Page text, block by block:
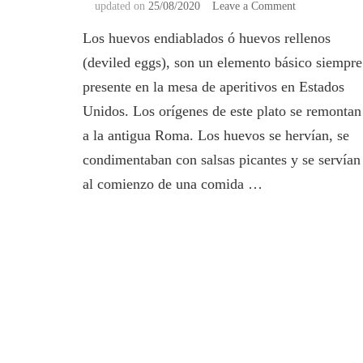
updated on 25/08/2020 Leave a Commenton
Endiablados
ó
Rellenos
Los huevos endiablados ó huevos rellenos
(deviled eggs), son un elemento básico siempre
presente en la mesa de aperitivos en Estados
Unidos. Los orígenes de este plato se remontan
a la antigua Roma. Los huevos se hervían, se
condimentaban con salsas picantes y se servían
al comienzo de una comida …